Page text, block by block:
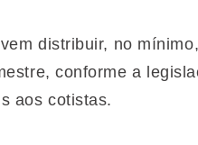
distribuir, no
conforme a
aos cotistas.